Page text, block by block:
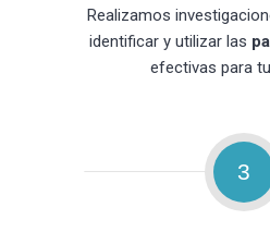
Realizamos
identificar y utilizar las
efectivas para
3